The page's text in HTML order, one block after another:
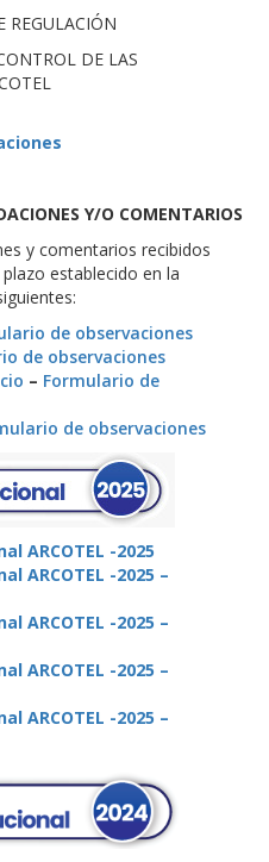
REGULACIÓN
DE LAS
Y/O COMENTARIOS
y comentarios recibidos
establecido en la
de observaciones
de observaciones
– Formulario de
de observaciones
ARCOTEL -2025
ARCOTEL -2025 –
ARCOTEL -2025 –
ARCOTEL -2025 –
ARCOTEL -2025 –